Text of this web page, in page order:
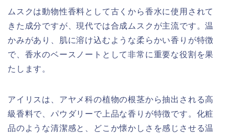
ムスクは動物性香料として古くから香水に使用されて
きた成分ですが、現代では合成ムスクが主流です。温
かみがあり、肌に溶け込むような柔らかい香りが特徴
で、香水のベースノートとして非常に重要な役割を果
たします。
アイリスは、アヤメ科の植物の根茎から抽出される高
級香料で、パウダリーで上品な香りが特徴です。化粧
品のような清潔感と、どこか懐かしさを感じさせる温